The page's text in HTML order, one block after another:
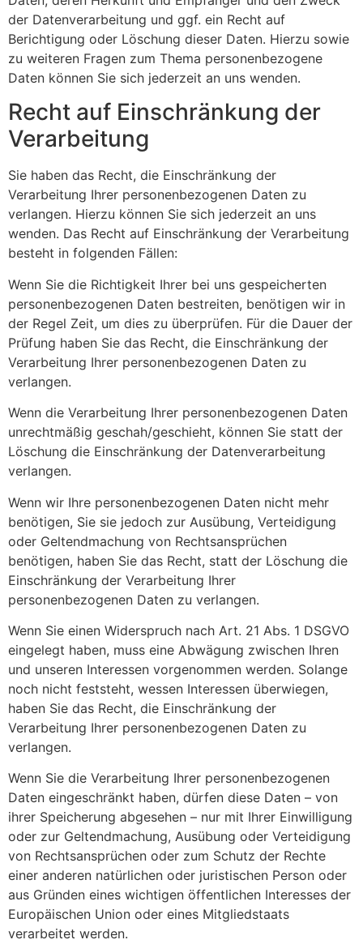
der Datenverarbeitung und ggf. ein Recht auf
Berichtigung oder Löschung dieser Daten. Hierzu sowie
zu weiteren Fragen zum Thema personenbezogene
Daten können Sie sich jederzeit an uns wenden.
Recht auf Einschränkung der
Verarbeitung
Sie haben das Recht, die Einschränkung der
Verarbeitung Ihrer personenbezogenen Daten zu
verlangen. Hierzu können Sie sich jederzeit an uns
wenden. Das Recht auf Einschränkung der Verarbeitung
besteht in folgenden Fällen:
Wenn Sie die Richtigkeit Ihrer bei uns gespeicherten
personenbezogenen Daten bestreiten, benötigen wir in
der Regel Zeit, um dies zu überprüfen. Für die Dauer der
Prüfung haben Sie das Recht, die Einschränkung der
Verarbeitung Ihrer personenbezogenen Daten zu
verlangen.
Wenn die Verarbeitung Ihrer personenbezogenen Daten
unrechtmäßig geschah/geschieht, können Sie statt der
Löschung die Einschränkung der Datenverarbeitung
verlangen.
Wenn wir Ihre personenbezogenen Daten nicht mehr
benötigen, Sie sie jedoch zur Ausübung, Verteidigung
oder Geltendmachung von Rechtsansprüchen
benötigen, haben Sie das Recht, statt der Löschung die
Einschränkung der Verarbeitung Ihrer
personenbezogenen Daten zu verlangen.
Wenn Sie einen Widerspruch nach Art. 21 Abs. 1 DSGVO
eingelegt haben, muss eine Abwägung zwischen Ihren
und unseren Interessen vorgenommen werden. Solange
noch nicht feststeht, wessen Interessen überwiegen,
haben Sie das Recht, die Einschränkung der
Verarbeitung Ihrer personenbezogenen Daten zu
verlangen.
Wenn Sie die Verarbeitung Ihrer personenbezogenen
Daten eingeschränkt haben, dürfen diese Daten – von
ihrer Speicherung abgesehen – nur mit Ihrer Einwilligung
oder zur Geltendmachung, Ausübung oder Verteidigung
von Rechtsansprüchen oder zum Schutz der Rechte
einer anderen natürlichen oder juristischen Person oder
aus Gründen eines wichtigen öffentlichen Interesses der
Europäischen Union oder eines Mitgliedstaats
verarbeitet werden.